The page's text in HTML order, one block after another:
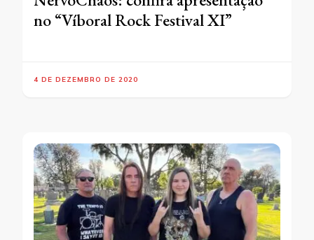
no “Víboral Rock Festival XI”
4 DE DEZEMBRO DE 2020